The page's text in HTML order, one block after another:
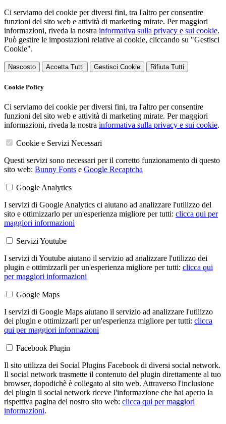
Ci serviamo dei cookie per diversi fini, tra l'altro per consentire
funzioni del sito web e attività di marketing mirate. Per maggiori
informazioni, riveda la nostra informativa sulla privacy e sui cookie.
Può gestire le impostazioni relative ai cookie, cliccando su "Gestisci
Cookie".
Nascosto Accetta Tutti Gestisci Cookie Rifiuta Tutti
Cookie Policy
Ci serviamo dei cookie per diversi fini, tra l'altro per consentire
funzioni del sito web e attività di marketing mirate. Per maggiori
informazioni, riveda la nostra informativa sulla privacy e sui cookie.
Cookie e Servizi Necessari
Questi servizi sono necessari per il corretto funzionamento di questo
sito web: Bunny Fonts e Google Recaptcha
Google Analytics
I servizi di Google Analytics ci aiutano ad analizzare l'utilizzo del
sito e ottimizzarlo per un'esperienza migliore per tutti: clicca qui per
maggiori informazioni
Servizi Youtube
I servizi di Youtube aiutano il servizio ad analizzare l'utilizzo dei
plugin e ottimizzarli per un'esperienza migliore per tutti: clicca qui
per maggiori informazioni
Google Maps
I servizi di Google Maps aiutano il servizio ad analizzare l'utilizzo
dei plugin e ottimizzarli per un'esperienza migliore per tutti: clicca
qui per maggiori informazioni
Facebook Plugin
Il sito utilizza dei Social Plugins Facebook di diversi social network.
Il social network trasmette il contenuto del plugin direttamente al tuo
browser, dopodichè è collegato al sito web. Attraverso l'inclusione
del plugin il social network riceve l'informazione che hai aperto la
rispettiva pagina del nostro sito web: clicca qui per maggiori
informazioni.